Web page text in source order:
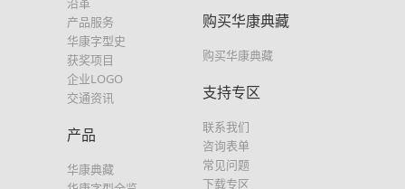
产品服务
华康字型史
获奖项目
企业LOGO
交通资讯
产品
华康典藏
购买华康典藏
购买华康典藏
支持专区
联系我们
咨询表单
常见问题
下载专区